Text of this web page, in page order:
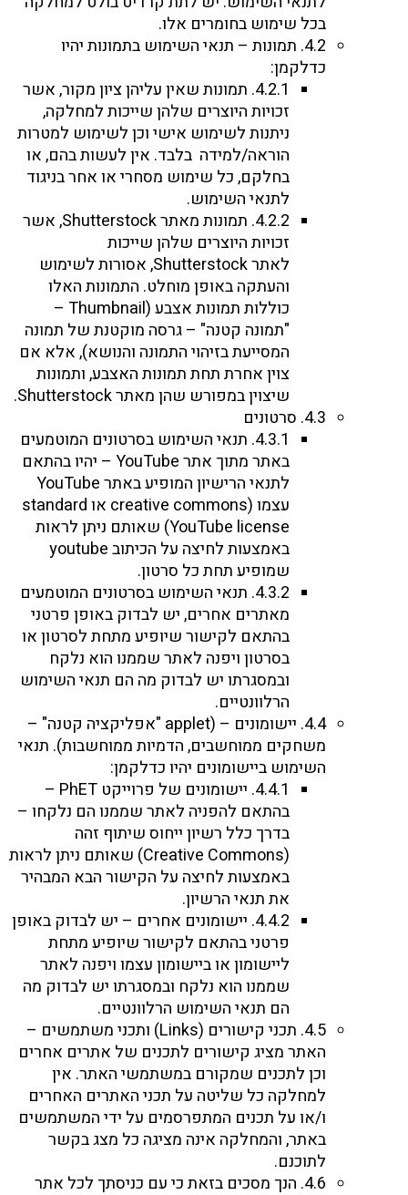
בכל שימוש בחומרים אלו.
4.2. תמונות – תנאי השימוש בתמונות יהיו
כדלקמן:
4.2.1. תמונות שאין עליהן ציון מקור, אשר
זכויות היוצרים שלהן שייכות למחלקה,
ניתנות לשימוש אישי וכן לשימוש למטרות
הוראה/למידה בלבד. אין לעשות בהם, או
בחלקם, כל שימוש מסחרי או אחר בניגוד
לתנאי השימוש.
4.2.2. תמונות מאתר Shutterstock, אשר
זכויות היוצרים שלהן שייכות
לאתר Shutterstock, אסורות לשימוש
והעתקה באופן מוחלט. התמונות האלו
כוללות תמונות אצבע (Thumbnail –
"תמונה קטנה" – גרסה מוקטנת של תמונה
המסייעת בזיהוי התמונה והנושא), אלא אם
צוין אחרת תחת תמונות האצבע, ותמונות
שיצוין במפורש שהן מאתר Shutterstock.
4.3. סרטונים
4.3.1. תנאי השימוש בסרטונים המוטמעים
באתר מתוך אתר YouTube – יהיו בהתאם
לתנאי הרישיון המופיע באתר YouTube
עצמו (creative commons או standard
YouTube license) שאותם ניתן לראות
באמצעות לחיצה על הכיתוב youtube
שמופיע תחת כל סרטון.
4.3.2. תנאי השימוש בסרטונים המוטמעים
מאתרים אחרים, יש לבדוק באופן פרטני
בהתאם לקישור שיופיע מתחת לסרטון או
בסרטון ויפנה לאתר שממנו הוא נלקח
ובמסגרתו יש לבדוק מה הם תנאי השימוש
הרלוונטיים.
4.4. יישומונים – (applet "אפליקציה קטנה" –
משחקים ממוחשבים, הדמיות ממוחשבות). תנאי
השימוש ביישומונים יהיו כדלקמן:
4.4.1. יישומונים של פרוייקט PhET –
בהתאם להפניה לאתר שממנו הם נלקחו –
בדרך כלל רשיון ייחוס שיתוף זהה
(Creative Commons) שאותם ניתן לראות
באמצעות לחיצה על הקישור הבא המבהיר
את תנאי הרשיון.
4.4.2. יישומונים אחרים – יש לבדוק באופן
פרטני בהתאם לקישור שיופיע מתחת
ליישומון או ביישומון עצמו ויפנה לאתר
שממנו הוא נלקח ובמסגרתו יש לבדוק מה
הם תנאי השימוש הרלוונטיים.
4.5. תכני קישורים (Links) ותכני משתמשים –
האתר מציג קישורים לתכנים של אתרים אחרים
וכן לתכנים שמקורם במשתמשי האתר. אין
למחלקה כל שליטה על תכני האתרים האחרים
ו/או על תכנים המתפרסמים על ידי המשתמשים
באתר, והמחלקה אינה מציגה כל מצג בקשר
לתוכנם.
4.6. הנך מסכים בזאת כי עם כניסתך לכל אתר